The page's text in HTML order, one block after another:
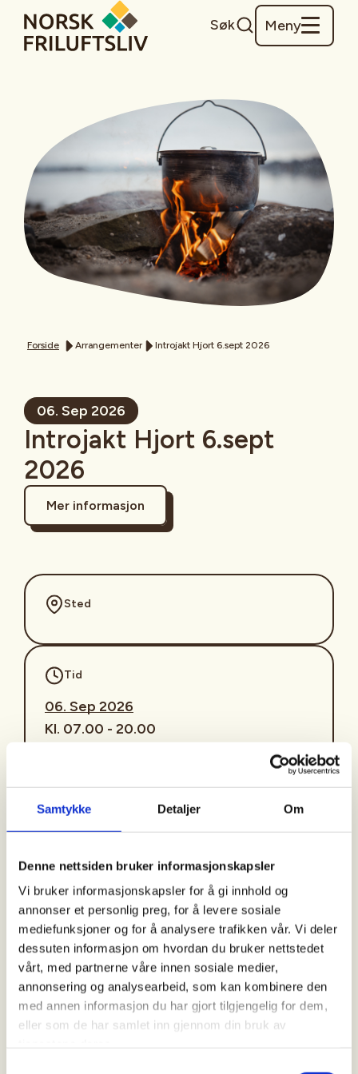
Samtykke Detaljer Om
Denne nettsiden bruker informasjonskapsler
Vi bruker informasjonskapsler for å gi innhold og
annonser et personlig preg, for å levere sosiale
mediefunksjoner og for å analysere trafikken vår. Vi deler
dessuten informasjon om hvordan du bruker nettstedet
vårt, med partnerne våre innen sosiale medier,
annonsering og analysearbeid, som kan kombinere den
med annen informasjon du har gjort tilgjengelig for dem,
eller som de har samlet inn gjennom din bruk av
Søk Meny
Forside Arrangementer Introjakt Hjort 6.sept 2026
06. Sep 2026
Introjakt Hjort 6.sept
2026
Mer informasjon
Sted
Tid
06. Sep 2026
Kl. 07.00 - 20.00
Arrangør
Kontaktperson
https://92233948
lasse.jenssen@gmail.com
Introjakt på Vestlandet/Bergens området
PÅMELDING: Ring eller send e-post til den
arrangøransvarlige for påmelding eller